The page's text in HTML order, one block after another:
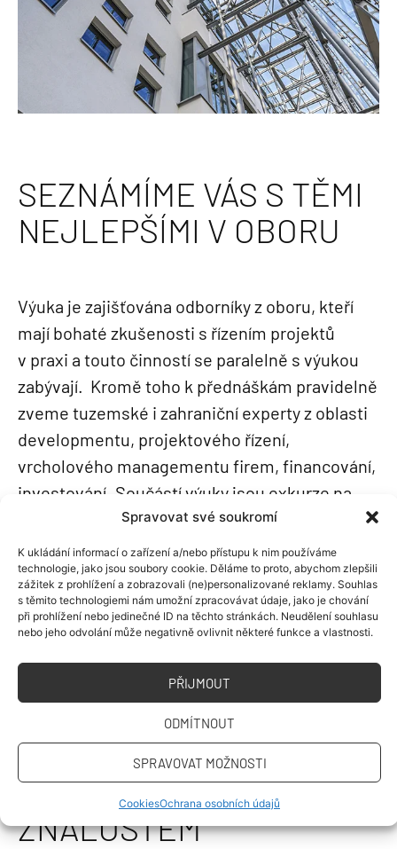
Spravovat své soukromí
K ukládání informací o zařízení a/nebo přístupu k nim používáme
technologie, jako jsou soubory cookie. Děláme to proto, abychom zlepšili
zážitek z prohlížení a zobrazovali (ne)personalizované reklamy. Souhlas
s těmito technologiemi nám umožní zpracovávat údaje, jako je chování
při prohlížení nebo jedinečné ID na těchto stránkách. Neudělení souhlasu
nebo jeho odvolání může negativně ovlivnit některé funkce a vlastnosti.
PŘIJMOUT
ODMÍTNOUT
SPRAVOVAT MOŽNOSTI
CookiesOchrana osobních údajů
SEZNÁMÍME VÁS S TĚMI
NEJLEPŠÍMI V OBORU
Výuka je zajišťována odborníky z oboru, kteří
mají bohaté zkušenosti s řízením projektů
v praxi a touto činností se paralelně s výukou
zabývají. Kromě toho k přednáškám pravidelně
zveme tuzemské i zahraniční expertyz oblasti
developmentu, projektového řízení,
vrcholového managementu firem, financování,
investování. Součástí výuky jsou exkurze na
zajímavé projekty a stavby nejen po celé ČR,
ale i v zahraničí. Výuka je realizována s využitím
profesního software, na nějž můžete navíc
získat certifikáty.
PŘIDANÁ HODNOTA
K ZÍSKANÝM
TECHNICKÝM
ZNALOSTEM